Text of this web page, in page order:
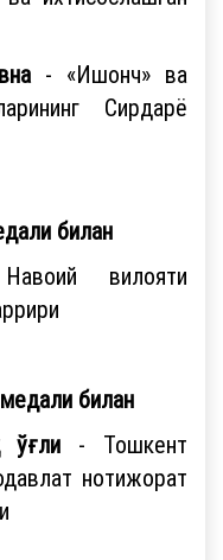
- «Ишонч» ва
Сирдарё
билан
вилояти
билан
ўғли -
Тошкент
нотижорат